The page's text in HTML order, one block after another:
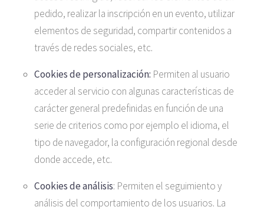
pedido, realizar la inscripción en un evento, utilizar
elementos de seguridad, compartir contenidos a
través de redes sociales, etc.
Cookies de personalización: Permiten al usuario
acceder al servicio con algunas características de
carácter general predefinidas en función de una
serie de criterios como por ejemplo el idioma, el
tipo de navegador, la configuración regional desde
donde accede, etc.
Cookies de análisis: Permiten el seguimiento y
análisis del comportamiento de los usuarios. La